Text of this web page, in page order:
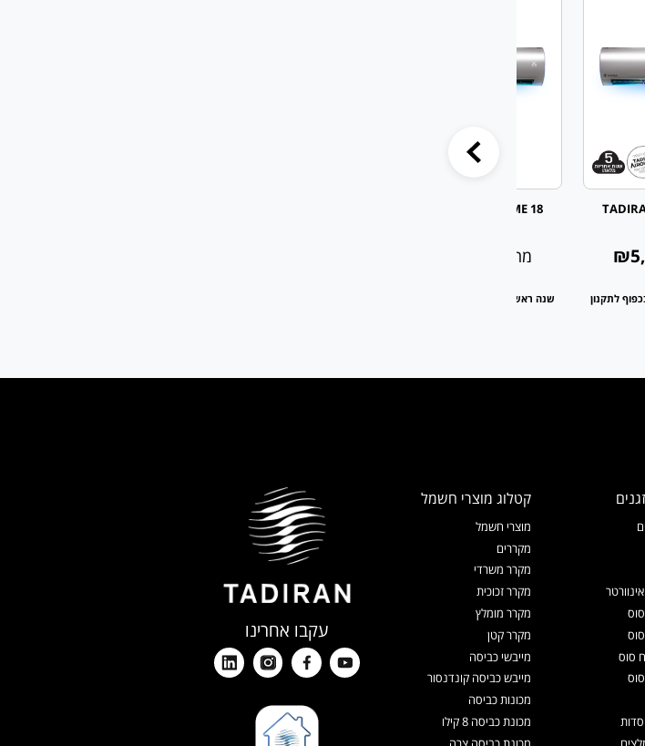
לתקנון
TADIRAN SUPREME 18
מחיר:
שנה ראשונה ע'פ דין. בכפוף לתקנון
קטלוג מוצרי חשמל
מוצרי חשמל
מקררים
מקרר משרדי
מקרר זכוכית
מקרר מומלץ
מקרר קטן
מייבשי כביסה
מייבש כביסה קונדנסור
מכונות כביסה
מכונת כביסה 8 קילו
עקבו אחרינו